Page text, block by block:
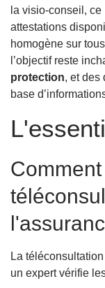
la visio-conseil,
attestations
homogène sur
l’objectif reste
protection, et des
base
La
un expert vérifie